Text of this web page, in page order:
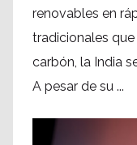
renovables en
tradicionales
carbón, la India
A pesar de su ...